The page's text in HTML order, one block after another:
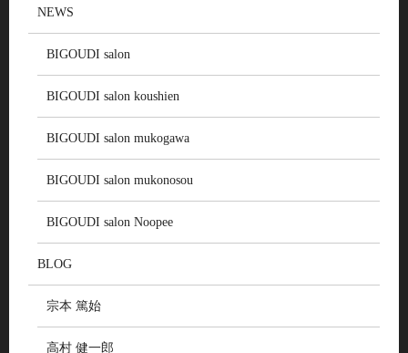
NEWS
BIGOUDI salon
BIGOUDI salon koushien
BIGOUDI salon mukogawa
BIGOUDI salon mukonosou
BIGOUDI salon Noopee
BLOG
宗本 篤始
高村 健一郎